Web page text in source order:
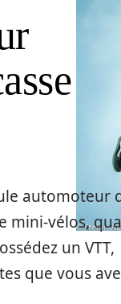
automoteur
mini-vélos,
un VTT,
que vous